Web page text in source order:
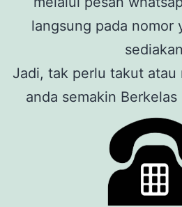
langsung pada nomor
Jadi, tak perlu takut atau
anda semakin